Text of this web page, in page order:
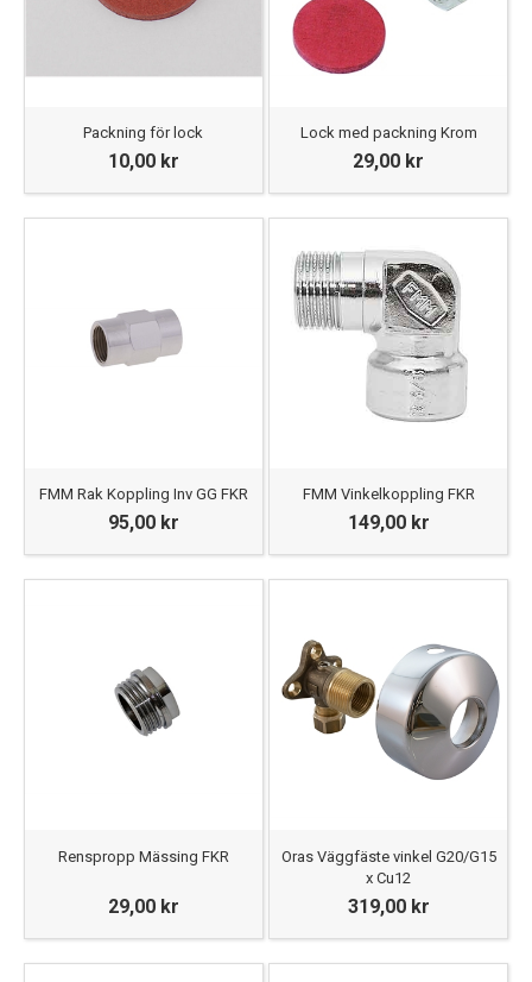
Packning för lock
10,00 kr
Lock med packning Krom
29,00 kr
FMM Rak Koppling Inv GG FKR
95,00 kr
FMM Vinkelkoppling FKR
149,00 kr
Renspropp Mässing FKR
29,00 kr
Oras Väggfäste vinkel G20/G15
x Cu12
319,00 kr